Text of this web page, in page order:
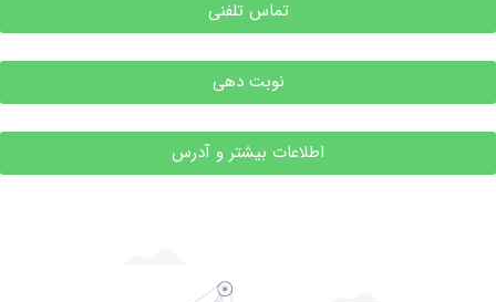
تماس تلفنی
نوبت دهی
اطلاعات بیشتر و آدرس